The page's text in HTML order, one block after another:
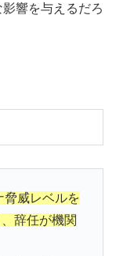
響を与えるだろ
脅威レベルを
辞任が機関